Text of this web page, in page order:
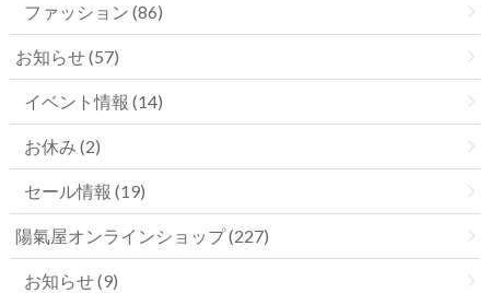
ファッション (86)
お知らせ (57)
イベント情報 (14)
お休み (2)
セール情報 (19)
陽氣屋オンラインショップ (227)
お知らせ (9)